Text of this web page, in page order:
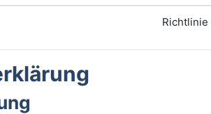
Richtlinie